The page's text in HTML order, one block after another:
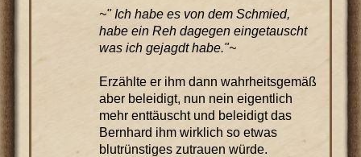
~" Ich habe es von dem Schmied,
habe ein Reh dagegen eingetauscht
was ich gejagdt habe."~
Erzählte er ihm dann wahrheitsgemäß
aber beleidigt, nun nein eigentlich
mehr enttäuscht und beleidigt das
Bernhard ihm wirklich so etwas
blutrünstiges zutrauen würde.